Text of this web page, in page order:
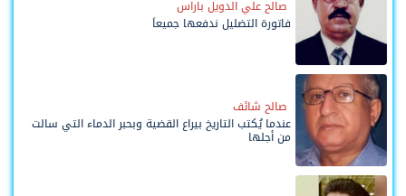
صالح علي الدويل باراس
فاتورة التضليل ندفعها جميعاً
صالح شائف
عندما يُكتب التاريخ بيراع القضية وبحبر الدماء التي سالت
من أجلها